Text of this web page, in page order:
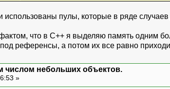
пулы, которые в ряде
что в С++ я выделяю память одним
референсы, а потом их все равно
числом небольших объектов.
»